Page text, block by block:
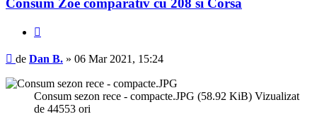
Mesaj
de Dan B. » 06 Mar 2021, 15:24
Consum sezon rece - compacte.JPG (58.92 KiB) Vizualizat
de 44553 ori